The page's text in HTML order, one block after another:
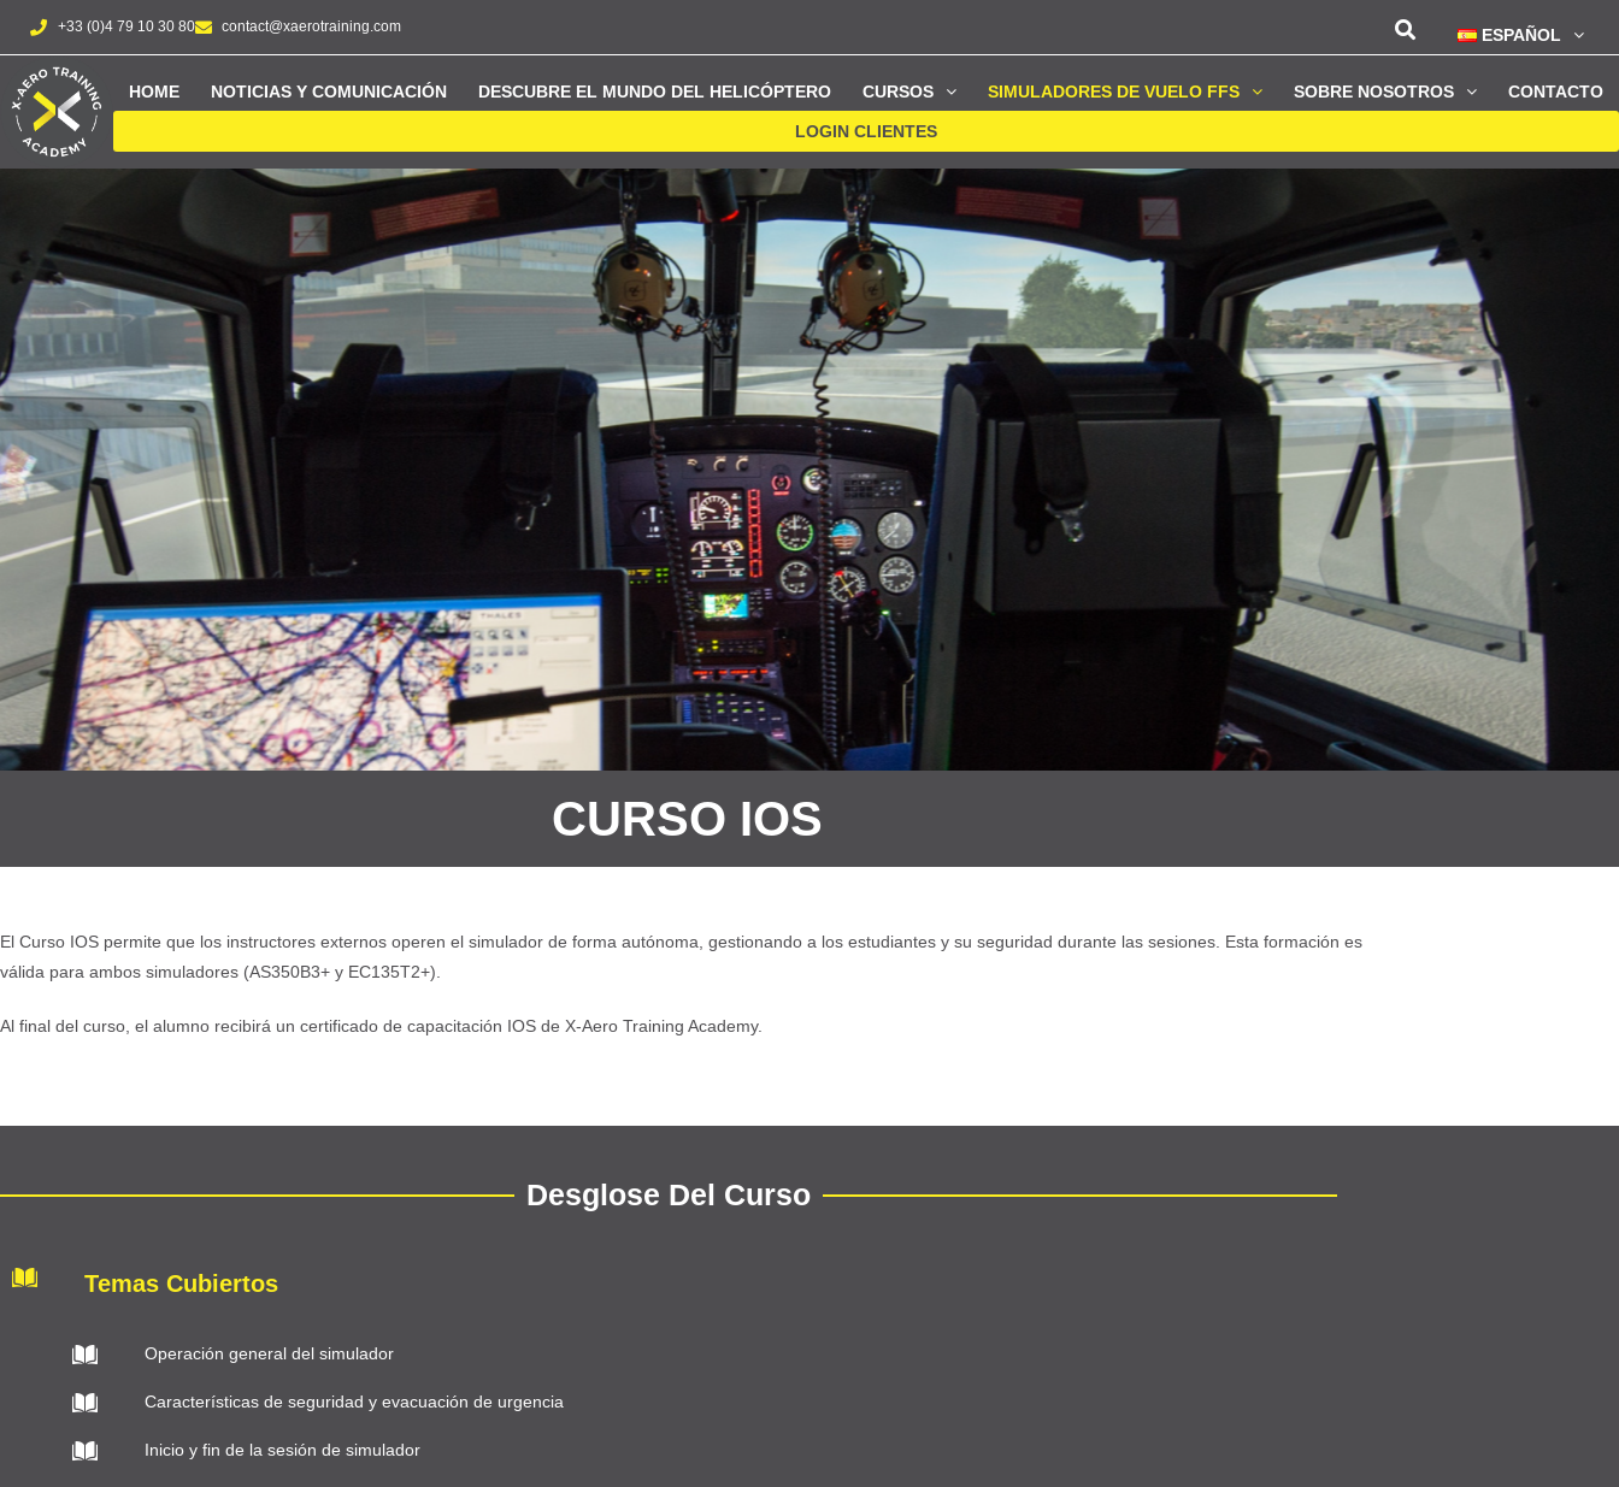
+33 (0)4 79 10 30 80 contact@xaerotraining.com ESPAÑOL
HOME NOTICIAS Y COMUNICACIÓN DESCUBRE EL MUNDO DEL HELICÓPTERO CURSOS SIMULADORES DE VUELO FFS SOBRE NOSOTROS CONTACTO
LOGIN CLIENTES
CURSO IOS
El Curso IOS permite que los instructores externos operen el simulador de forma autónoma, gestionando a los estudiantes y su seguridad durante las sesiones. Esta formación es
válida para ambos simuladores (AS350B3+ y EC135T2+).
Al final del curso, el alumno recibirá un certificado de capacitación IOS de X-Aero Training Academy.
Desglose Del Curso
Temas Cubiertos
Operación general del simulador
Características de seguridad y evacuación de urgencia
Inicio y fin de la sesión de simulador